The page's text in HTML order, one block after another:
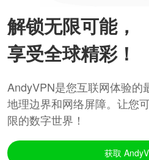
解锁无限可能，
享受全球精彩！
AndyVPN是您互联网体验的
地理边界和网络屏障。让您
限的数字世界！
获取